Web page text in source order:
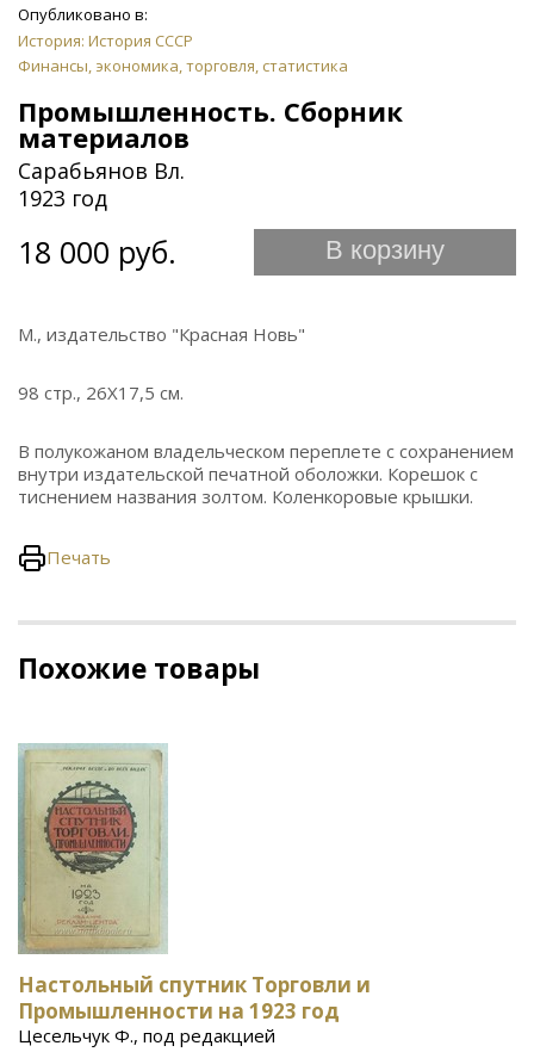
Опубликовано в:
История: История СССР
Финансы, экономика, торговля, статистика
Промышленность. Сборник
материалов
Сарабьянов Вл.
1923 год
18 000 руб. В корзину
М., издательство "Красная Новь"
98 стр., 26Х17,5 см.
В полукожаном владельческом переплете с сохранением
внутри издательской печатной оболожки. Корешок с
тиснением названия золтом. Коленкоровые крышки.
Печать
Похожие товары
Настольный спутник Торговли и
Промышленности на 1923 год
Цесельчук Ф., под редакцией